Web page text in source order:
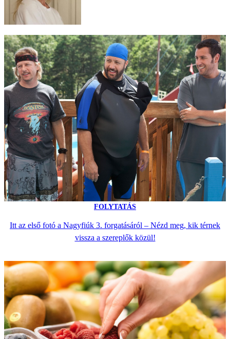
FOLYTATÁS
Itt az első fotó a Nagyfiúk 3. forgatásáról – Nézd meg, kik térnek
vissza a szereplők közül!